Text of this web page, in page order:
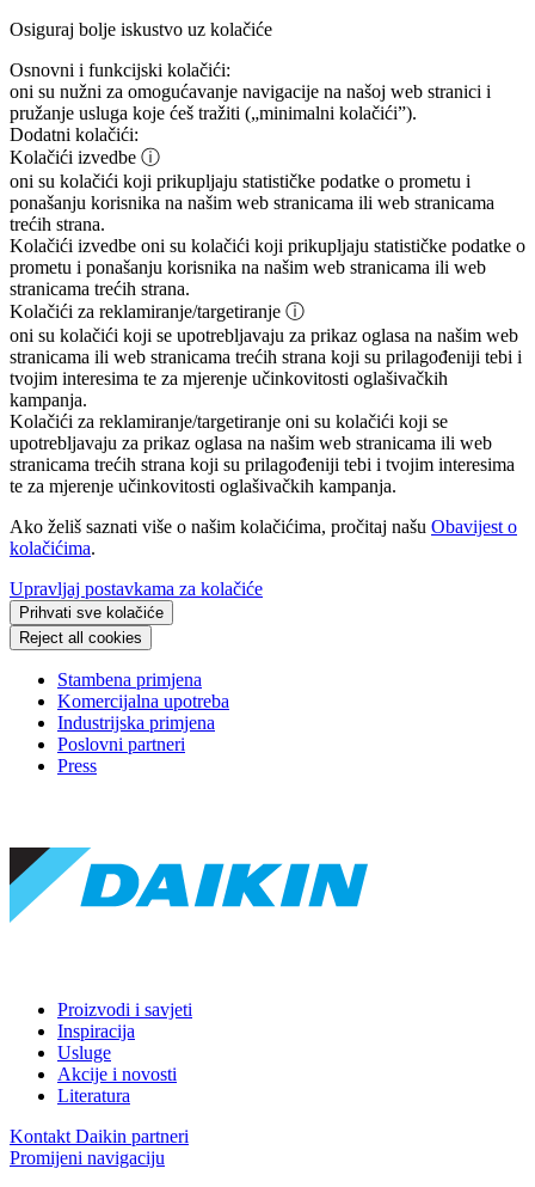
Osiguraj bolje iskustvo uz kolačiće
Osnovni i funkcijski kolačići:
oni su nužni za omogućavanje navigacije na našoj web stranici i
pružanje usluga koje ćeš tražiti („minimalni kolačići”).
Dodatni kolačići:
Kolačići izvedbe ⓘ
oni su kolačići koji prikupljaju statističke podatke o prometu i
ponašanju korisnika na našim web stranicama ili web stranicama
trećih strana.
Kolačići izvedbe oni su kolačići koji prikupljaju statističke podatke o
prometu i ponašanju korisnika na našim web stranicama ili web
stranicama trećih strana.
Kolačići za reklamiranje/targetiranje ⓘ
oni su kolačići koji se upotrebljavaju za prikaz oglasa na našim web
stranicama ili web stranicama trećih strana koji su prilagođeniji tebi i
tvojim interesima te za mjerenje učinkovitosti oglašivačkih
kampanja.
Kolačići za reklamiranje/targetiranje oni su kolačići koji se
upotrebljavaju za prikaz oglasa na našim web stranicama ili web
stranicama trećih strana koji su prilagođeniji tebi i tvojim interesima
te za mjerenje učinkovitosti oglašivačkih kampanja.
Ako želiš saznati više o našim kolačićima, pročitaj našu Obavijest o
kolačićima.
Upravljaj postavkama za kolačiće
Prihvati sve kolačiće
Reject all cookies
Stambena primjena
Komercijalna upotreba
Industrijska primjena
Poslovni partneri
Press
Proizvodi i savjeti
Inspiracija
Usluge
Akcije i novosti
Literatura
Kontakt Daikin partneri
Promijeni navigaciju